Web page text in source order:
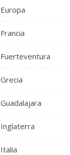
Europa
Francia
Fuerteventura
Grecia
Guadalajara
Inglaterra
Italia